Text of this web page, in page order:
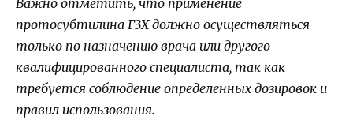
протосубтилина Г3Х должно осуществляться
только по назначению врача или другого
квалифицированного специалиста, так как
требуется соблюдение определенных дозировок и
правил использования.